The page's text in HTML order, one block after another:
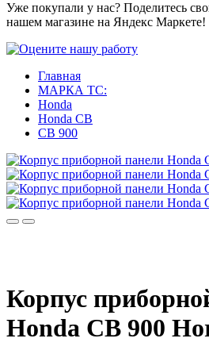
Уже покупали у нас? Поделитесь
нашем магазине на Яндекс Маркете!
Главная
МАРКА ТС:
Honda
Honda CB
CB 900
Корпус
Honda CB 900